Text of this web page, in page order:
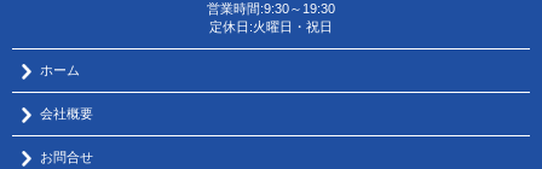
営業時間:9:30～19:30
定休日:火曜日・祝日
ホーム
会社概要
お問合せ